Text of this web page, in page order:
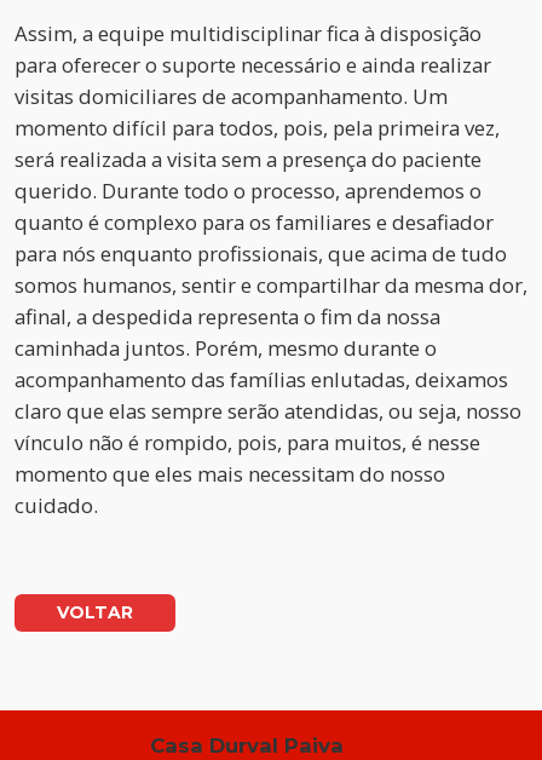
Assim, a equipe multidisciplinar fica à disposição
para oferecer o suporte necessário e ainda realizar
visitas domiciliares de acompanhamento. Um
momento difícil para todos, pois, pela primeira vez,
será realizada a visita sem a presença do paciente
querido. Durante todo o processo, aprendemos o
quanto é complexo para os familiares e desafiador
para nós enquanto profissionais, que acima de tudo
somos humanos, sentir e compartilhar da mesma dor,
afinal, a despedida representa o fim da nossa
caminhada juntos. Porém, mesmo durante o
acompanhamento das famílias enlutadas, deixamos
claro que elas sempre serão atendidas, ou seja, nosso
vínculo não é rompido, pois, para muitos, é nesse
momento que eles mais necessitam do nosso
cuidado.
VOLTAR
Casa Durval Paiva